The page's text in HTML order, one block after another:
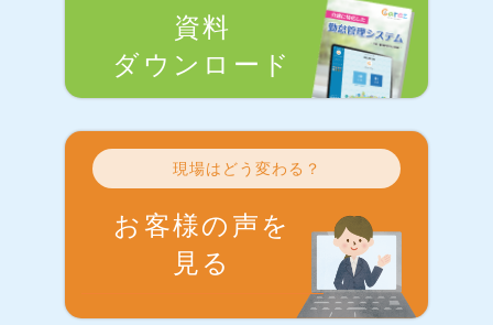
資料
ダウンロード
現場はどう変わる？
お客様の声を
見る